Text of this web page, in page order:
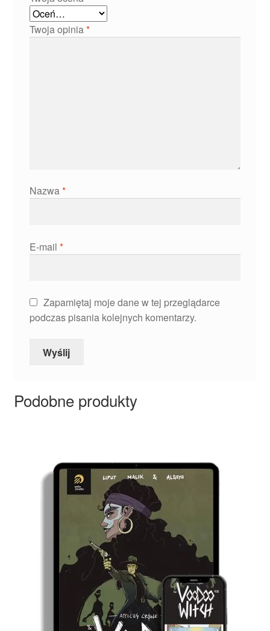
Twoja opinia*
Nazwa*
E-mail *
Zapamiętaj moje dane w tej przeglądarce
podczas pisania kolejnych komentarzy.
Podobne produkty